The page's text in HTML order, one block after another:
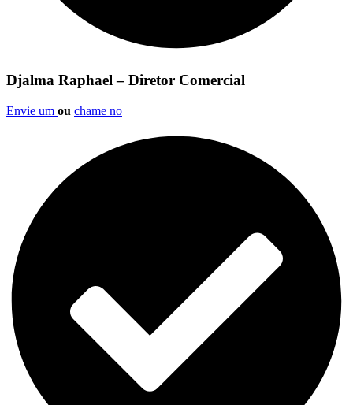
Djalma Raphael – Diretor Comercial
Envie um ou chame no